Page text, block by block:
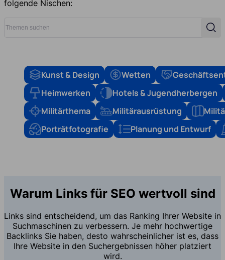
folgende Nischen:
Kunst & Design Wetten
Heimwerken
Hotels & Jugendherbergen
Militärthema
Militärausrüstung
Porträtfotografie
Planung und Entwurf
Warum Links für SEO wertvoll sind
Links sind entscheidend, um das Ranking Ihrer Website in
Suchmaschinen zu verbessern. Je mehr hochwertige
Backlinks Sie haben, desto wahrscheinlicher ist es, dass
Ihre Website in den Suchergebnissen höher platziert
wird.